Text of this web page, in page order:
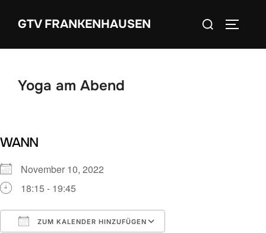
InhaltGTV FRANKENHAUSEN
Suchen
Yoga am Abend
WANN
November 10, 2022
18:15 - 19:45
ZUM KALENDER HINZUFÜGEN